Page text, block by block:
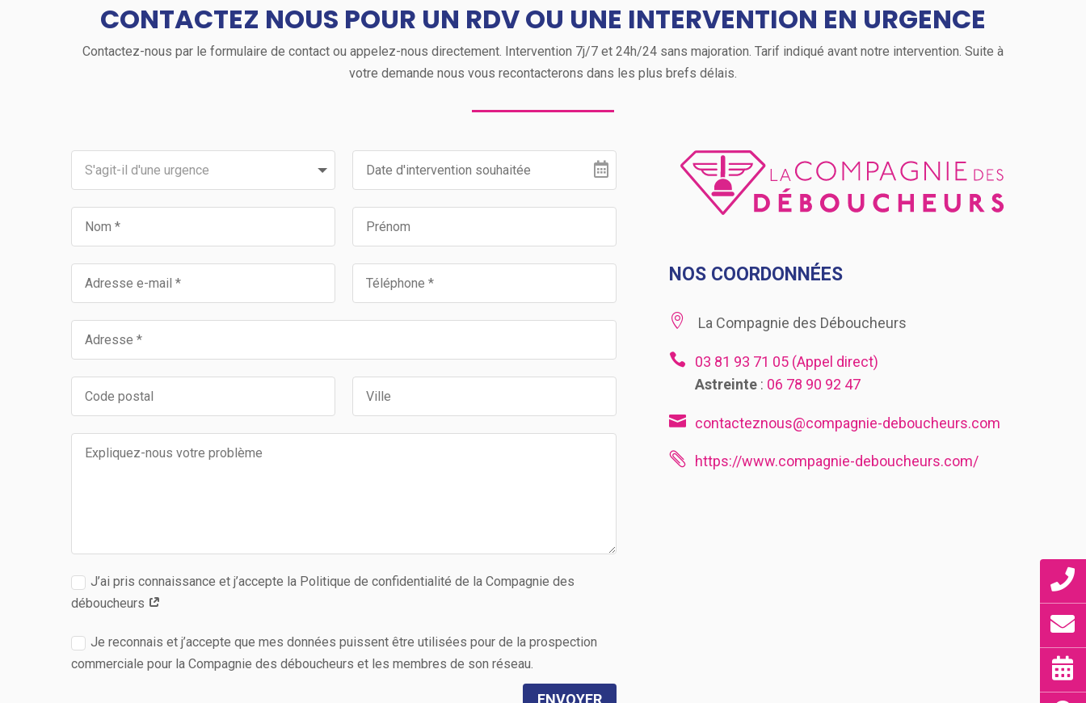
CONTACTEZ NOUS POUR UN RDV OU UNE INTERVENTION EN URGENCE
Contactez-nous par le formulaire de contact ou appelez-nous directement. Intervention 7j/7 et 24h/24 sans majoration. Tarif indiqué avant notre intervention. Suite à
votre demande nous vous recontacterons dans les plus brefs délais.
J’ai pris connaissance et j’accepte la Politique de confidentialité de la Compagnie des
déboucheurs
Je reconnais et j’accepte que mes données puissent être utilisées pour de la prospection
commerciale pour la Compagnie des déboucheurs et les membres de son réseau.
ENVOYER
NOS COORDONNÉES
 La Compagnie des Déboucheurs
 03 81 93 71 05(Appel direct)
Astreinte: 06 78 90 92 47
 contacteznous@compagnie-deboucheurs.com
 https://www.compagnie-deboucheurs.com/